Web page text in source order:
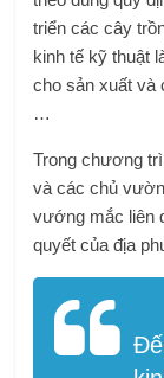
triển các cây
kinh tế kỹ thuật
cho sản xuất và
…
Trong chương
và các chủ
vướng mắc liên
quyết của địa